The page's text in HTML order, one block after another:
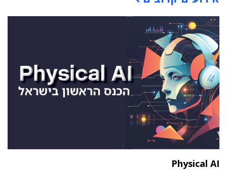
Physical AI